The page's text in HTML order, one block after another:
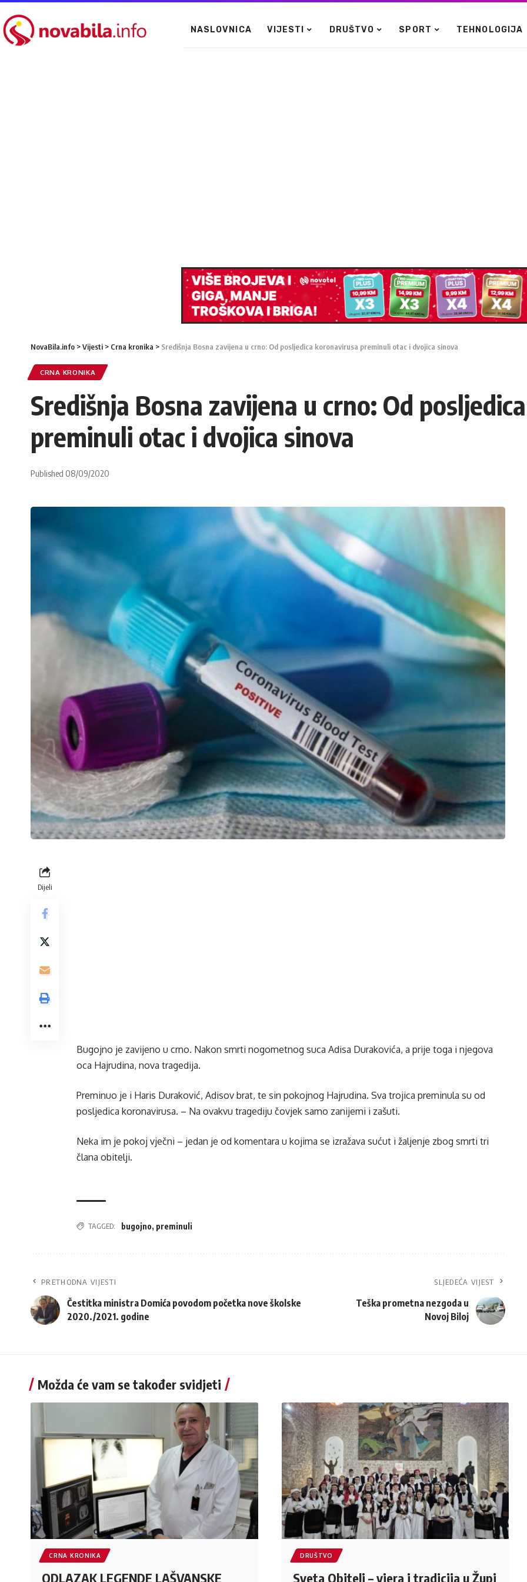
NASLOVNICA VIJESTI DRUŠTVO SPORT TEHNOLOGIJA
NovaBila.info >Vijesti > Crna kronika > Središnja Bosna zavijena u crno: Od posljedica koronavirusa preminuli otac i dvojica sinova
CRNA KRONIKA
Središnja Bosna zavijena u crno: Od
preminuli otac i dvojica sinova
Published 08/09/2020
Dijeli
Bugojno je zavijeno u crno. Nakon smrti nogometnog suca Adisa Durakovića, a prije toga i njegova
oca Hajrudina, nova tragedija.
Preminuo je i Haris Duraković, Adisov brat, te sin pokojnog Hajrudina. Sva trojica preminula su od
posljedica koronavirusa. – Na ovakvu tragediju čovjek samo zanijemi i zašuti.
Neka im je pokoj vječni – jedan je od komentara u kojima se izražava sućut i žaljenje zbog smrti tri
člana obitelji.
TAGGED: bugojno, preminuli
PRETHODNA VIJESTI
Čestitka ministra Domića povodom početka nove školske
2020./2021. godine
SLJEDEĆA VIJEST
Teška prometna nezgoda u
Novoj Biloj
Možda će vam se također svidjeti
CRNA KRONIKA
ODLAZAK LEGENDE LAŠVANSKE
DRUŠTVO
Sveta Obitelj – vjera i tradicija u Župi